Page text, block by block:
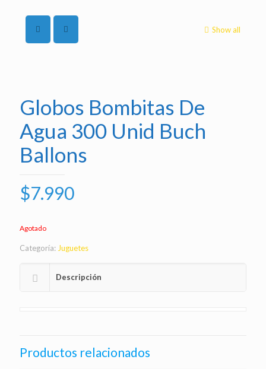
Show all
Globos Bombitas De
Agua 300 Unid Buch
Ballons
$7.990
Agotado
Categoría: Juguetes
Descripción
Productos relacionados